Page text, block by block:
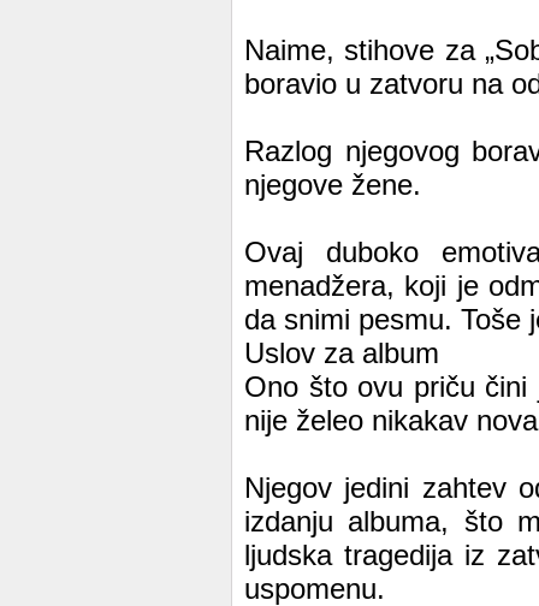
Naime, stihove za
boravio u zatvoru na
Razlog njegovog
njegove žene.
Ovaj duboko
menadžera, koji je
da snimi pesmu. Toše
Uslov za album
Ono što ovu priču čini
nije želeo nikakav
Njegov jedini zahtev
izdanju albuma, što
ljudska tragedija iz
uspomenu.